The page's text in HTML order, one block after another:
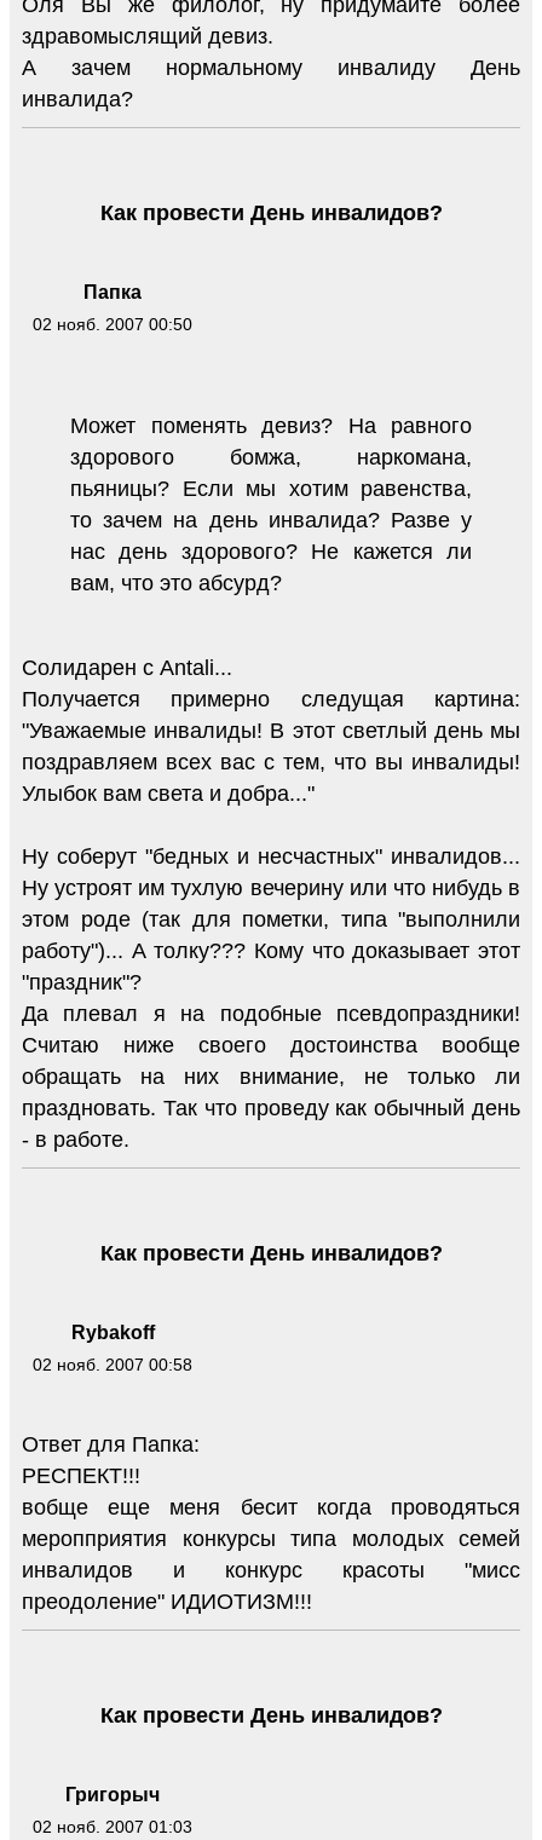
здравомыслящий девиз.
А зачем нормальному инвалиду День
инвалида?
Папка
02 нояб. 2007 00:50
Как провести День инвалидов?
Может поменять девиз? На равного
здорового бомжа, наркомана,
пьяницы? Если мы хотим равенства,
то зачем на день инвалида? Разве у
нас день здорового? Не кажется ли
вам, что это абсурд?
Солидарен с Antali...
Получается примерно следущая картина:
"Уважаемые инвалиды! В этот светлый день мы
поздравляем всех вас с тем, что вы инвалиды!
Улыбок вам света и добра..."
Ну соберут "бедных и несчастных" инвалидов...
Ну устроят им тухлую вечерину или что нибудь в
этом роде (так для пометки, типа "выполнили
работу")... А толку??? Кому что доказывает этот
"праздник"?
Да плевал я на подобные псевдопраздники!
Считаю ниже своего достоинства вообще
обращать на них внимание, не только ли
праздновать. Так что проведу как обычный день
- в работе.
Rybakoff
02 нояб. 2007 00:58
Как провести День инвалидов?
Ответ для Папка:
РЕСПЕКТ!!!
вобще еще меня бесит когда проводяться
меропприятия конкурсы типа молодых семей
инвалидов и конкурс красоты "мисс
преодоление" ИДИОТИЗМ!!!
Григорыч
02 нояб. 2007 01:03
Как провести День инвалидов?